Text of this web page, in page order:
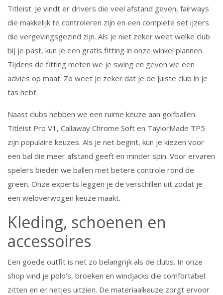
Titleist. Je vindt er drivers die veel afstand geven, fairways
die makkelijk te controleren zijn en een complete set ijzers
die vergevingsgezind zijn. Als je niet zeker weet welke club
bij je past, kun je een gratis fitting in onze winkel plannen.
Tijdens de fitting meten we je swing en geven we een
advies op maat. Zo weet je zeker dat je de juiste club in je
tas hebt.
Naast clubs hebben we een ruime keuze aan golfballen.
Titleist Pro V1, Callaway Chrome Soft en TaylorMade TP5
zijn populaire keuzes. Als je net begint, kun je kiezen voor
een bal die meer afstand geeft en minder spin. Voor ervaren
spelers bieden we ballen met betere controle rond de
green. Onze experts leggen je de verschillen uit zodat je
een weloverwogen keuze maakt.
Kleding, schoenen en
accessoires
Een goede outfit is net zo belangrijk als de clubs. In onze
shop vind je polo's, broeken en windjacks die comfortabel
zitten en er netjes uitzien. De materiaalkeuze zorgt ervoor